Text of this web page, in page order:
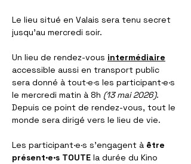
Le lieu situé en Valais sera tenu secret
jusqu’au mercredi soir.
Un lieu de rendez-vous intermédiaire
accessible aussi en transport public
sera donné à tout·e·s les participant·e·s
le mercredi matin à 8h (13 mai 2026).
Depuis ce point de rendez-vous, tout le
monde sera dirigé vers le lieu de vie.
Les participant·e·s s’engagent à être
présent·e·s TOUTE la durée du Kino